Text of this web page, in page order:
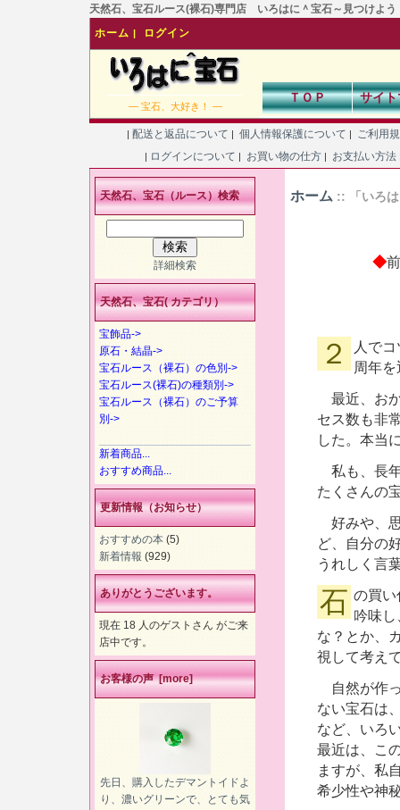
天然石、宝石ルース(裸石)専門店 いろはに＾宝石～見つけよ
ホーム | ログイン
― 宝石、大好き！ ―
ＴＯＰ サイ
| 配送と返品について | 個人情報保護について | ご利用
| ログインについて | お買い物の仕方 | お支払い方法
ホーム :: 「いろ
◆
２人でコツコツとやり始めた「いろはに^宝石」が、４月で５
周年
最近、お
セス数も非
した。本当
私も、長
たくさんの
好みや、
ど、自分の
うれしく言
石の買い付けには、ひとつひとつ、その宝石の良さと値段とを 吟味
な？とか、
視して考え
自然が作
ない宝石は
など、いろ
最近は、こ
ますが、私
希少性や神
天然石、宝石（ルース）検索
詳細検索
天然石、宝石( カテゴリ）
宝飾品->
原石・結晶->
宝石ルース（裸石）の色別->
宝石ルース(裸石)の種類別->
宝石ルース（裸石）のご予算
別->
新着商品...
おすすめ商品...
更新情報（お知らせ）
おすすめの本 (5)
新着情報 (929)
ありがとうございます。
現在 18 人のゲストさん がご来
店中です。
お客様の声 [more]
先日、購入したデマントイドよ
り、濃いグリーンで、とても気